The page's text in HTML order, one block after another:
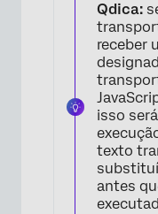
Qdica:
receber
isso
texto
antes